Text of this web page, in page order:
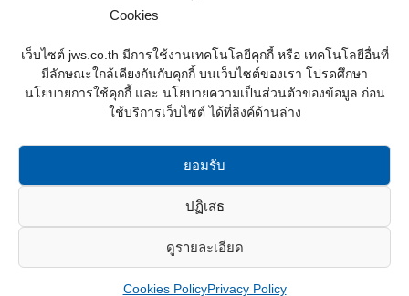
Cookies
เว็บไซต์ jws.co.th มีการใช้งานเทคโนโลยีคุกกี้ หรือ เทคโนโลยีอื่นที่
มีลักษณะใกล้เคียงกันกับคุกกี้ บนเว็บไซต์ของเรา โปรดศึกษา
นโยบายการใช้คุกกี้ และ นโยบายความเป็นส่วนตัวของข้อมูล ก่อน
ใช้บริการเว็บไซต์ ได้ที่ลิงค์ด้านล่าง
ยอมรับ
ปฏิเสธ
ดูรายละเอียด
Cookies PolicyPrivacy Policy
TeamViewer (QS)
Supplier
Contact List
JWS Construction Co.,Ltd. © 2016 All rights reserved.